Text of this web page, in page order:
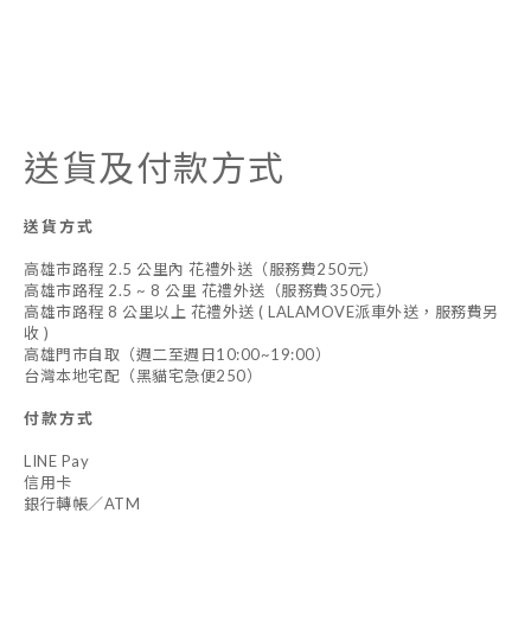
送貨及付款方式
送貨方式
高雄市路程 2.5 公里內 花禮外送（服務費250元）
高雄市路程 2.5 ~ 8 公里 花禮外送（服務費350元）
高雄市路程 8 公里以上 花禮外送 ( LALAMOVE派車外送，服務費另
收 )
高雄門市自取（週二至週日10:00~19:00）
台灣本地宅配（黑貓宅急便250）
付款方式
LINE Pay
信用卡
銀行轉帳／ATM